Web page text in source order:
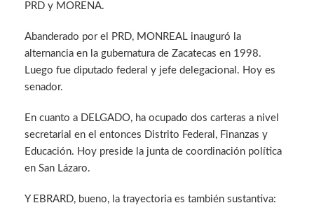
PRD y MORENA.
Abanderado por el PRD, MONREAL inauguró la
alternancia en la gubernatura de Zacatecas en 1998.
Luego fue diputado federal y jefe delegacional. Hoy es
senador.
En cuanto a DELGADO, ha ocupado dos carteras a nivel
secretarial en el entonces Distrito Federal, Finanzas y
Educación. Hoy preside la junta de coordinación política
en San Lázaro.
Y EBRARD, bueno, la trayectoria es también sustantiva: